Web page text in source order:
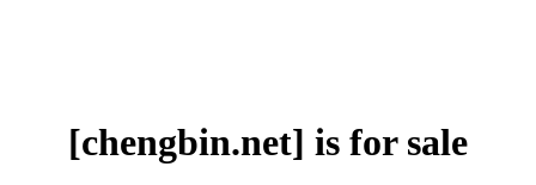
[chengbin.net] is for sale